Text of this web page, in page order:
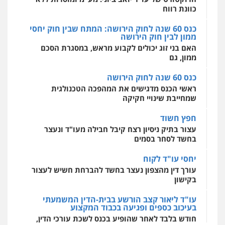
מרכז התחלה חדשה
אסירים עבירות מין שירותים מקצועיים
לעורכי דין
כוונת רווח
כנס 60 שנה לחוק הירושה: המתח שבין חוק יחסי
ממון לבין חוק הירושה
האם בני זוג יכולים לקבוע מראש, במסגרת הסכם
ממון, גם
כנס 60 שנה לחוק הירושה
ראשי הכנס מדגישים את המהפכה הטכנולגית
שמחייבת שינויי חקיקה
חפץ חשוד
עצור בתיק ניסיון רצח קיבל חבילה מעו"ד ונעצר
בחשד לסחר בסמים
יחסי עו"ד לקוח
עורך דין מהצפון נעצר בחשד להברחת חשיש לעצור
בקישון
עו"ד ליאור קצב הורשע בבית-הדין המשמעתי
בעיכוב כספים ופגיעה בכבוד המקצוע
חודש בלבד לאחר שהופיע בכנס לשכת עורכי הדין,